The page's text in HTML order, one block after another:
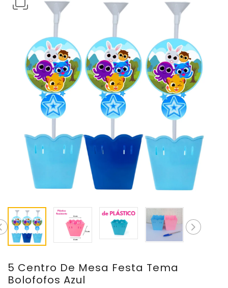
5 Centro De Mesa Festa Tema
Bolofofos Azul